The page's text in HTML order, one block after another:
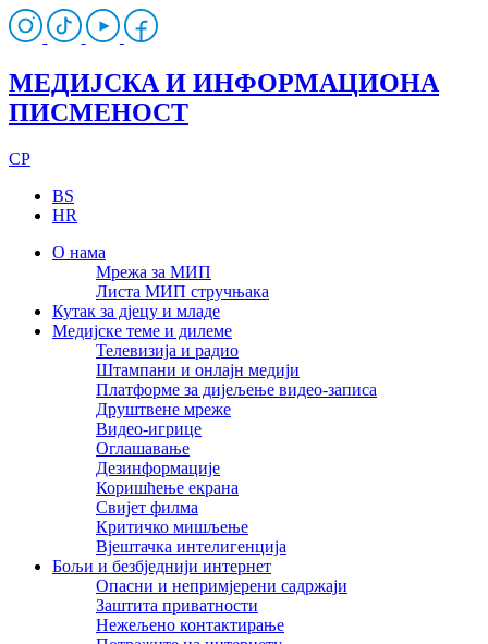
МЕДИЈСКА И ИНФОРМАЦИОНА
ПИСМЕНОСТ
CP
BS
HR
О нама
Мрежа за МИП
Листа МИП стручњака
Кутак за дјецу и младе
Медијске теме и дилеме
Телевизија и радио
Штампани и онлајн медији
Платформе за дијељење видео-записа
Друштвене мреже
Видео-игрице
Оглашавање
Дезинформације
Коришћење екрана
Свијет филма
Критичко мишљење
Вјештачка интелигенција
Бољи и безбједнији интернет
Опасни и непримјерени садржаји
Заштита приватности
Нежељено контактирање